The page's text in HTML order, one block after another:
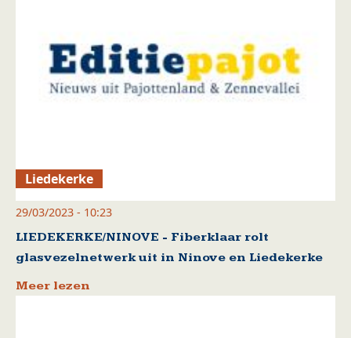
Liedekerke
29/03/2023 - 10:23
LIEDEKERKE/NINOVE - Fiberklaar rolt
glasvezelnetwerk uit in Ninove en Liedekerke
Meer lezen